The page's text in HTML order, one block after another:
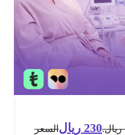
230 ريالالسعر